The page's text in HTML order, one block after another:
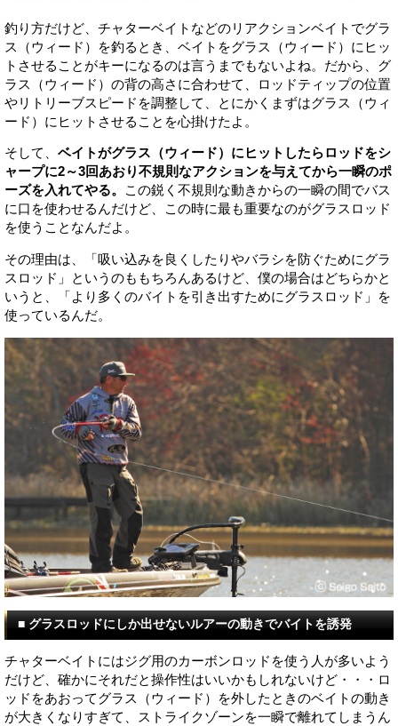
釣り方だけど、チャターベイトなどのリアクションベイトでグラ
ス（ウィード）を釣るとき、ベイトをグラス（ウィード）にヒッ
トさせることがキーになるのは言うまでもないよね。だから、グ
ラス（ウィード）の背の高さに合わせて、ロッドティップの位置
やリトリーブスピードを調整して、とにかくまずはグラス（ウィ
ード）にヒットさせることを心掛けたよ。
そして、 ベイトがグラス（ウィード）にヒットしたらロッドをシ
ャープに2～3回あおり不規則なアクションを与えてから一瞬のポ
ーズを入れてやる。
この鋭く不規則な動きからの一瞬の間でバス
に口を使わせるんだけど、この時に最も重要なのがグラスロッド
を使うことなんだよ。
その理由は、「吸い込みを良くしたりやバラシを防ぐためにグラ
スロッド」というのももちろんあるけど、僕の場合はどちらかと
いうと、「より多くのバイトを引き出すためにグラスロッド」を
使っているんだ。
■ グラスロッドにしか出せないルアーの動きでバイトを誘発
チャターベイトにはジグ用のカーボンロッドを使う人が多いよう
だけど、確かにそれだと操作性はいいかもしれないけど・・・ロ
ッドをあおってグラス（ウィード）を外したときのベイトの動き
が大きくなりすぎて、ストライクゾーンを一瞬で離れてしまうん